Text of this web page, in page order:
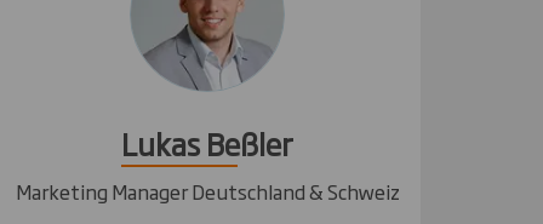
Lukas Beßler
Marketing Manager Deutschland & Schweiz